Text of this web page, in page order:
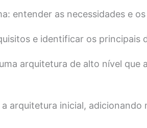
entender as necessidades e
e identificar os principais
arquitetura de alto nível que
arquitetura inicial, adicionando